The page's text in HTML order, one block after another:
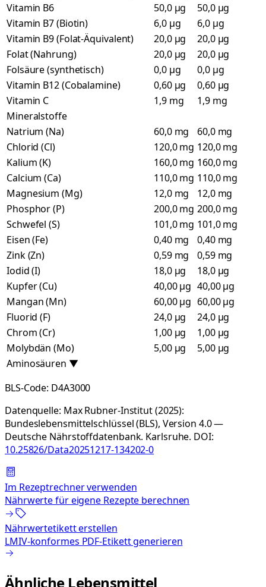
Vitamin B6
50,0 µg
50,0 µg
Vitamin B7 (Biotin)
6,0 µg
6,0 µg
Vitamin B9 (Folat-Äquivalent)
20,0 µg
20,0 µg
Folat (Nahrung)
20,0 µg
20,0 µg
Folsäure (synthetisch)
0,0 µg
0,0 µg
Vitamin B12 (Cobalamine)
0,60 µg
0,60 µg
Vitamin C
1,9 mg
1,9 mg
Mineralstoffe
Natrium (Na)
60,0 mg
60,0 mg
Chlorid (Cl)
120,0 mg 120,0 mg
Kalium (K)
160,0 mg 160,0 mg
Calcium (Ca)
110,0 mg 110,0 mg
Magnesium (Mg)
12,0 mg
12,0 mg
Phosphor (P)
200,0 mg 200,0 mg
Schwefel (S)
101,0 mg 101,0 mg
Eisen (Fe)
0,40 mg
0,40 mg
Zink (Zn)
0,59 mg
0,59 mg
Iodid (I)
18,0 µg
18,0 µg
Kupfer (Cu)
40,00 µg 40,00 µg
Mangan (Mn)
60,00 µg 60,00 µg
Fluorid (F)
24,0 µg
24,0 µg
Chrom (Cr)
1,00 µg
1,00 µg
Molybdän (Mo)
5,00 µg
5,00 µg
Aminosäuren ▼
BLS-Code: D4A3000
Datenquelle: Max Rubner-Institut (2025):
Bundeslebensmittelschlüssel (BLS), Version 4.0 —
Deutsche Nährstoffdatenbank. Karlsruhe. DOI:
10.25826/Data20251217-134202-0
Im Rezeptrechner verwenden
Nährwerte für eigene Rezepte berechnen
Nährwertetikett erstellen
LMIV-konformes PDF-Etikett generieren
Ähnliche Lebensmittel